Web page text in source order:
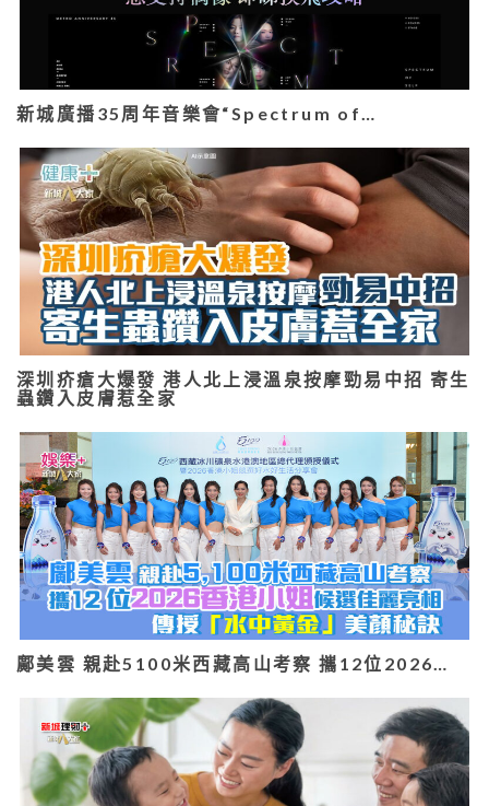
新城廣播35周年音樂會“Spectrum of…
深圳疥瘡大爆發 港人北上浸溫泉按摩勁易中招 寄生
蟲鑽入皮膚惹全家
鄺美雲 親赴5100米西藏高山考察 攜12位2026…